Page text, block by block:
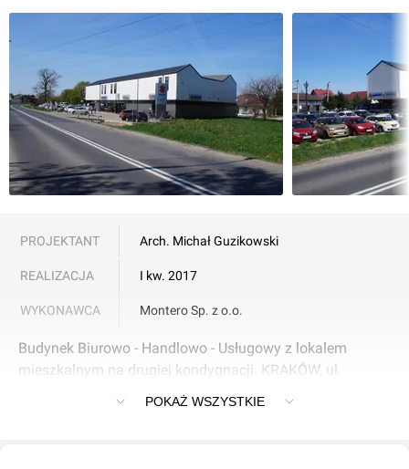
PROJEKTANT Arch. Michał Guzikowski
REALIZACJA I kw. 2017
WYKONAWCA Montero Sp. z o.o.
Budynek Biurowo - Handlowo - Usługowy z lokalem
mieszkalnym na drugiej kondygnacji. KRAKÓW, ul.
Longinusa Podbipięty = Michała Wołodyjowskiego
POKAŻ WSZYSTKIE